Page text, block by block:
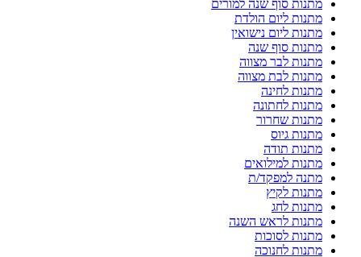
מתנות סוף שנה למורים
מתנות ליום הולדת
מתנות ליום נישואין
מתנות סוף שנה
מתנות לבר מצווה
מתנות לבת מצווה
מתנות לחינה
מתנות לחתונה
מתנות שחרור
מתנות גיוס
מתנות תודה
מתנות למילואים
מתנה למפקד/ת
מתנות לקיץ
מתנות לחג
מתנות לראש השנה
מתנות לסוכות
מתנות לחנוכה